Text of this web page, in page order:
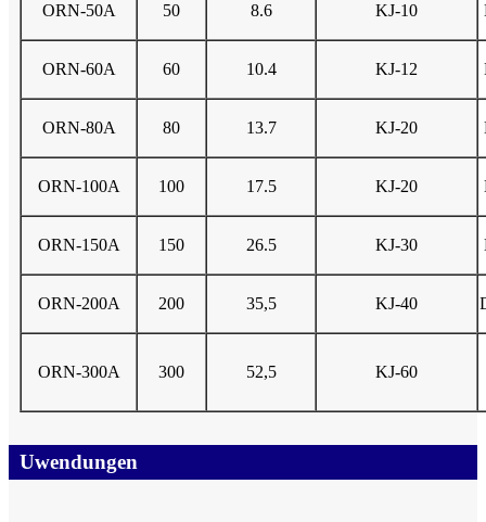
ORN-50A 50 8.6 KJ-10
ORN-60A 60 10.4 KJ-12
ORN-80A 80 13.7 KJ-20
ORN-100A 100 17.5 KJ-20
ORN-150A 150 26.5 KJ-30
ORN-200A 200 35,5 KJ-40
ORN-300A 300 52,5 KJ-60
Uwendungen